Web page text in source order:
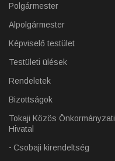
Polgármester
Alpolgármester
Képviselő testület
Testületi ülések
Rendeletek
Bizottságok
Tokaji Közös Önkormányzati
Hivatal
Csobaji kirendeltség